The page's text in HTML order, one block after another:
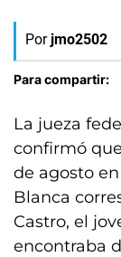
Por jmo2502
Para compartir:
La jueza
confirmó
de agosto
Blanca
Castro, el
encontraba